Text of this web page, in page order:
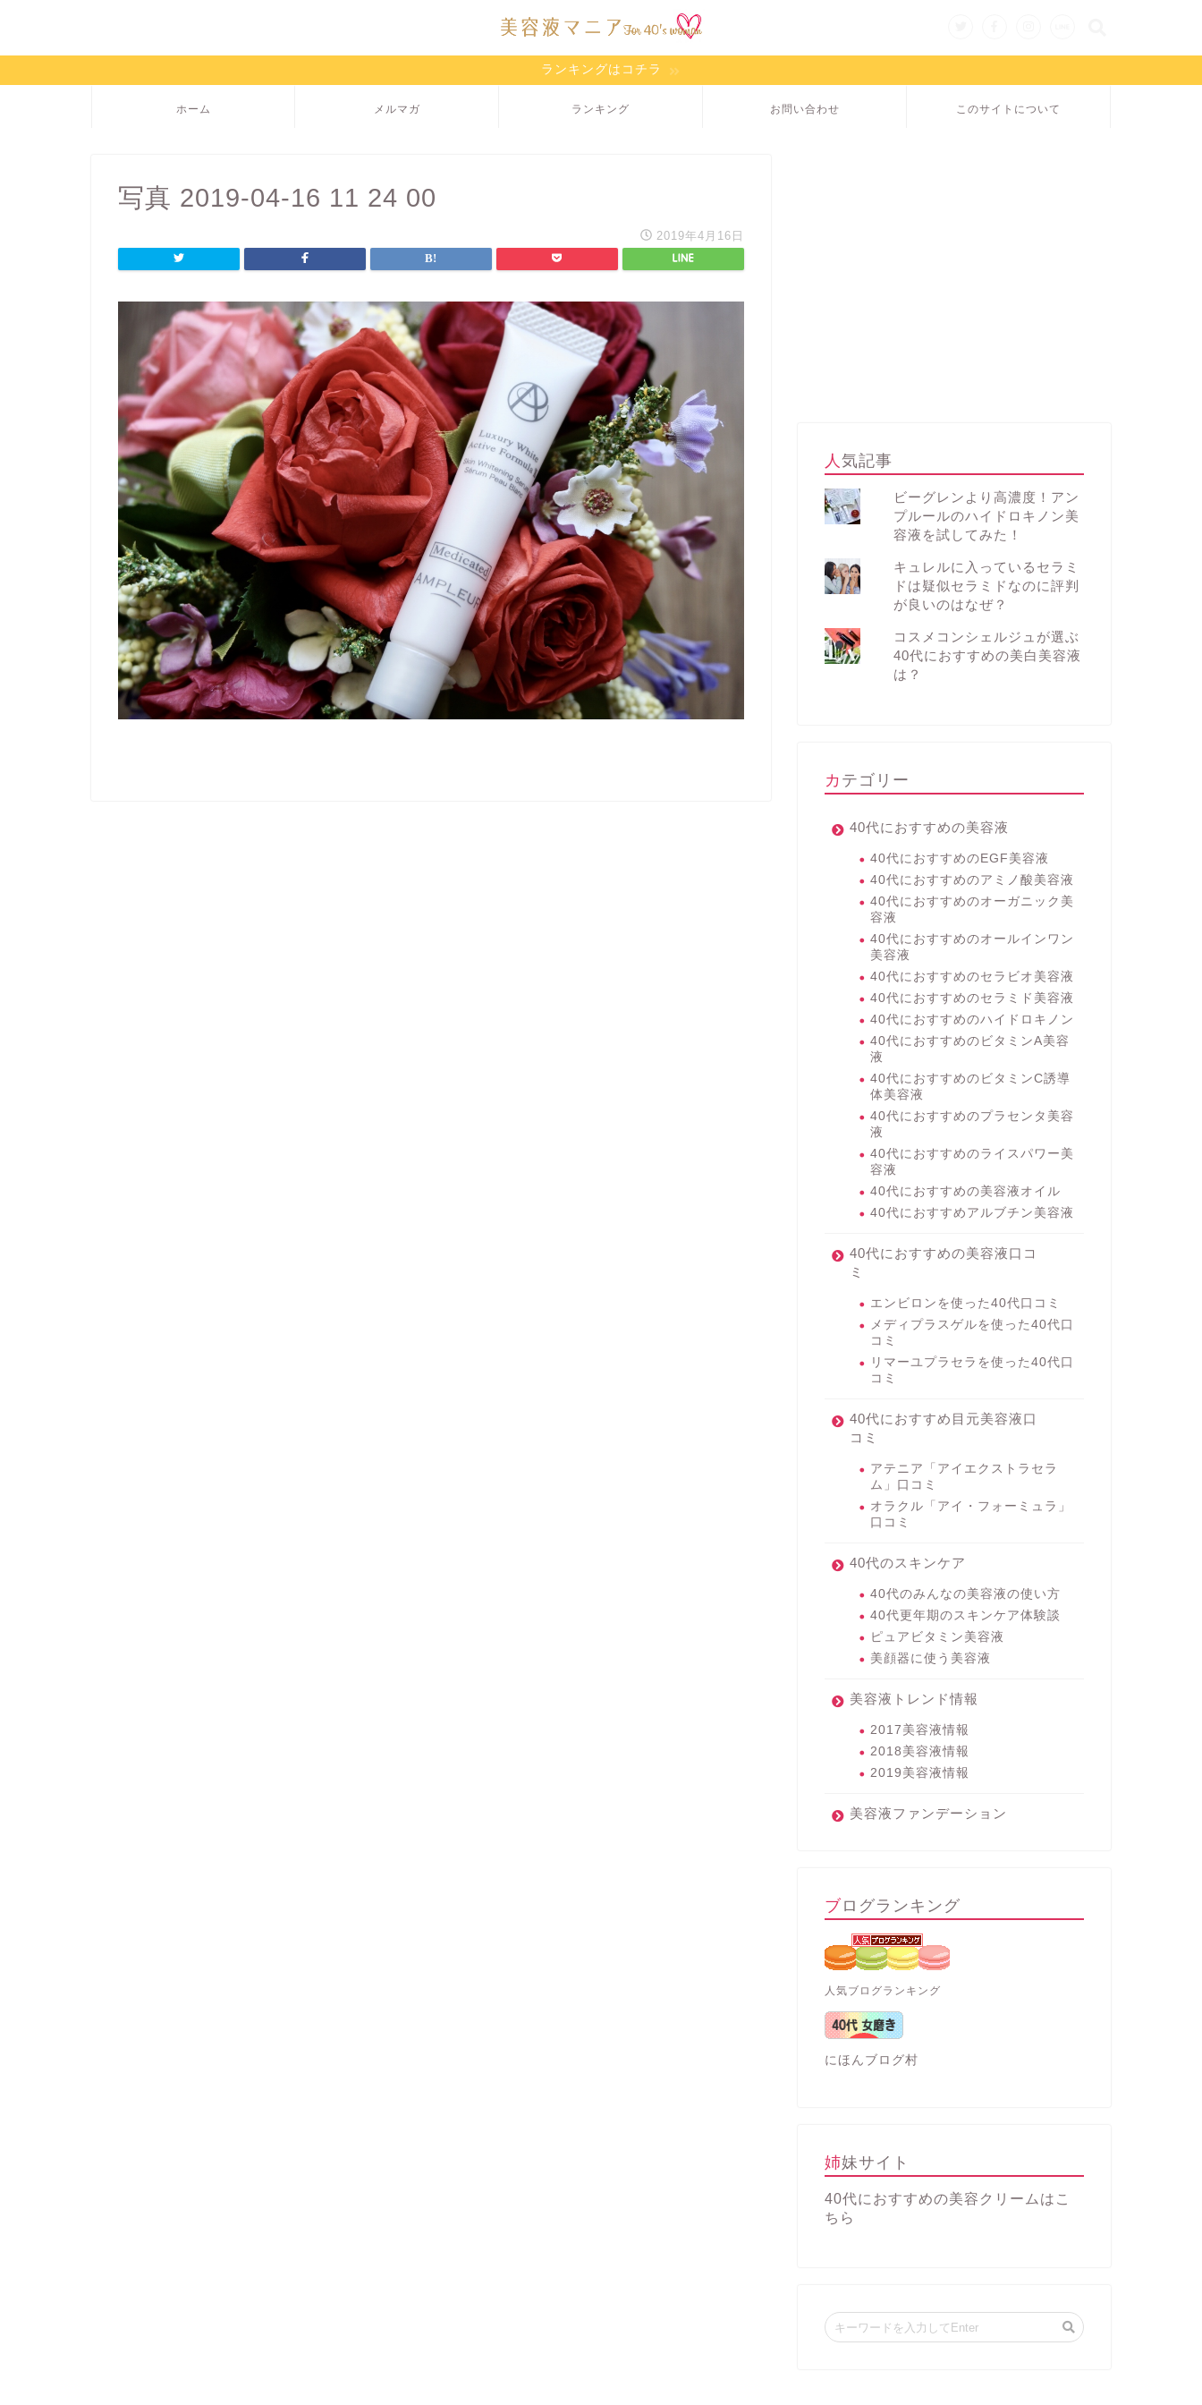
ランキングはコチラ
ホーム メルマガ ランキング お問い合わせ このサイトについて
写真 2019-04-16 11 24 00
2019年4月16日
人気記事
ビーグレンより高濃度！アン
プルールのハイドロキノン美
容液を試してみた！
キュレルに入っているセラミ
ドは疑似セラミドなのに評判
が良いのはなぜ？
コスメコンシェルジュが選ぶ
40代におすすめの美白美容液
は？
カテゴリー
40代におすすめの美容液
40代におすすめのEGF美容液
40代におすすめのアミノ酸美容液
40代におすすめのオーガニック美
容液
40代におすすめのオールインワン
美容液
40代におすすめのセラビオ美容液
40代におすすめのセラミド美容液
40代におすすめのハイドロキノン
40代におすすめのビタミンA美容
液
40代におすすめのビタミンC誘導
体美容液
40代におすすめのプラセンタ美容
液
40代におすすめのライスパワー美
容液
40代におすすめの美容液オイル
40代におすすめアルブチン美容液
40代におすすめの美容液口コ
ミ
エンビロンを使った40代口コミ
メディプラスゲルを使った40代口
コミ
リマーユプラセラを使った40代口
コミ
40代におすすめ目元美容液口
コミ
アテニア「アイエクストラセラ
ム」口コミ
オラクル「アイ・フォーミュラ」
口コミ
40代のスキンケア
40代のみんなの美容液の使い方
40代更年期のスキンケア体験談
ピュアビタミン美容液
美顔器に使う美容液
美容液トレンド情報
2017美容液情報
2018美容液情報
2019美容液情報
美容液ファンデーション
ブログランキング
人気ブログランキング
にほんブログ村
姉妹サイト
40代におすすめの美容クリームはこ
ちら